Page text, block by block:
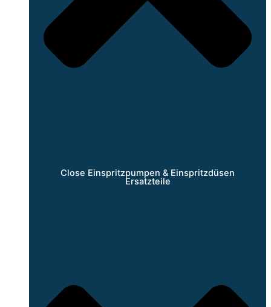
Close Einspritzpumpen & Einspritzdüsen
Ersatzteile